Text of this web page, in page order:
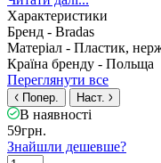
Характеристики
Бренд - Bradas
Матеріал - Пластик,
Країна бренду - Польща
Переглянути все
Попер. Наст.
В наявності
59грн.
Знайшли дешевше?